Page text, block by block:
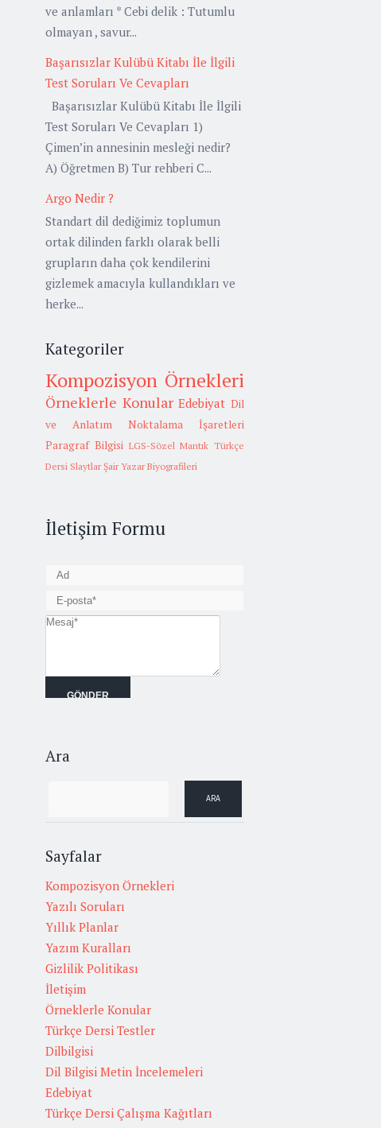
ve anlamları * Cebi delik : Tutumlu
olmayan , savur...
Başarısızlar Kulübü Kitabı İle İlgili
Test Soruları Ve Cevapları
Başarısızlar Kulübü Kitabı İle İlgili
Test Soruları Ve Cevapları 1)
Çimen’in annesinin mesleği nedir?
A) Öğretmen B) Tur rehberi C...
Argo Nedir ?
Standart dil dediğimiz toplumun
ortak dilinden farklı olarak belli
grupların daha çok kendilerini
gizlemek amacıyla kullandıkları ve
herke...
Kategoriler
Kompozisyon Örnekleri
Örneklerle Konular Edebiyat Dil
ve Anlatım
Noktalama İşaretleri
Paragraf Bilgisi LGS-Sözel Mantık Türkçe
Dersi Slaytlar Şair Yazar Biyografileri
İletişim Formu
Ara
Sayfalar
Kompozisyon Örnekleri
Yazılı Soruları
Yıllık Planlar
Yazım Kuralları
Gizlilik Politikası
İletişim
Örneklerle Konular
Türkçe Dersi Testler
Dilbilgisi
Dil Bilgisi Metin İncelemeleri
Edebiyat
Türkçe Dersi Çalışma Kağıtları